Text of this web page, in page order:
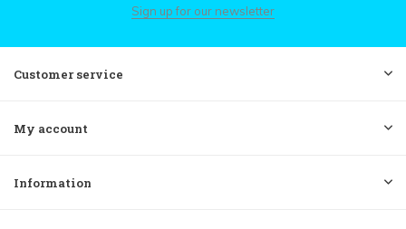
Sign up for our newsletter
Customer service
My account
Information